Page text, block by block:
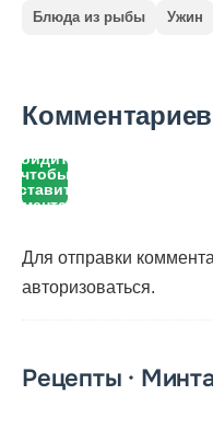
Блюда из рыбы Ужин
Войдите,
чтобы
оставить
Для отправки
авторизоваться.
Рецепты ·